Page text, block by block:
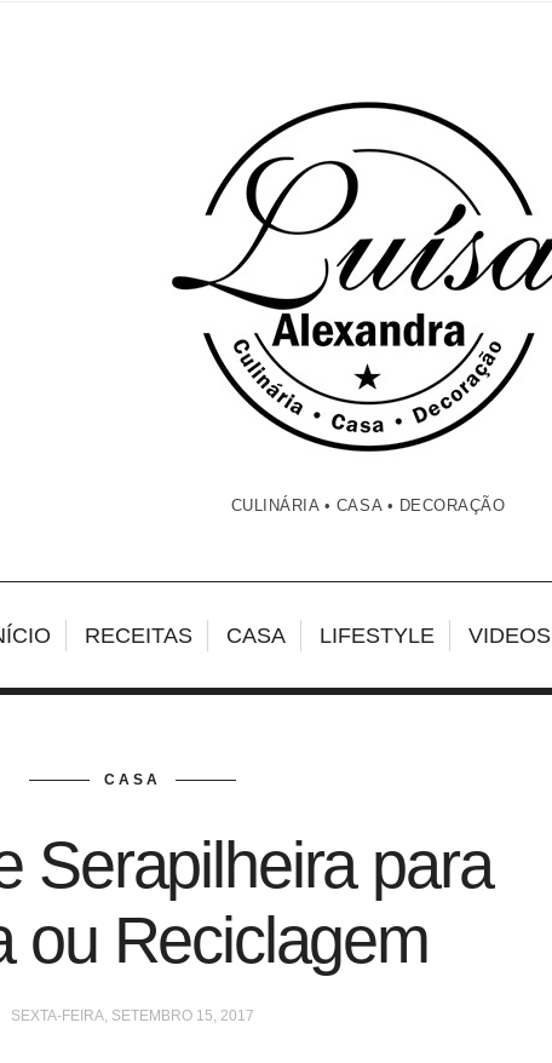
CULINÁRIA • CASA • DECORAÇÃO
RECEITAS CASA LIFESTYLE VIDEOS
CASA
Serapilheira para
ou Reciclagem
SEXTA-FEIRA, SETEMBRO 15, 2017